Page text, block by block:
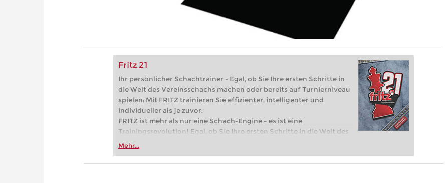
Fritz 21
Ihr persönlicher Schachtrainer - Egal, ob Sie Ihre ersten Schritte in
die Welt des Vereinsschachs machen oder bereits auf Turnierniveau
spielen: Mit FRITZ trainieren Sie effizienter, intelligenter und
individueller als je zuvor.
FRITZ ist mehr als nur eine Schach-Engine – es ist eine
Trainingsrevolution! Egal, ob Sie Ihre ersten Schritte in die Welt des
Vereinsschachs machen oder bereits auf Turnierniveau spielen: Mit
zuvor.
Mehr...